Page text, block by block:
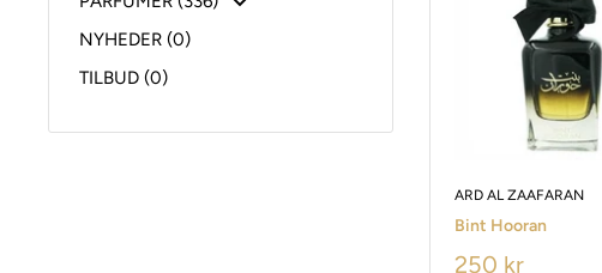
NYHEDER (0)
TILBUD (0)
ARD AL ZAAFARAN
Bint Hooran
250 kr